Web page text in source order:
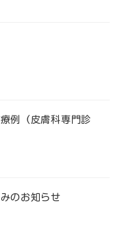
例（皮膚科専門診
のお知らせ